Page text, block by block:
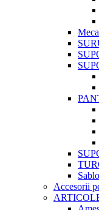
Accesorii